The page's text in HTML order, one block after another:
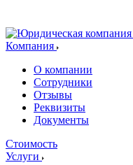
Компания
О компании
Сотрудники
Отзывы
Реквизиты
Документы
Стоимость
Услуги